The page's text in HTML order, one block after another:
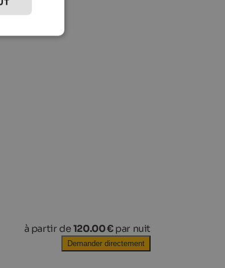
à partir de120.00 € par nuit
Demander directement